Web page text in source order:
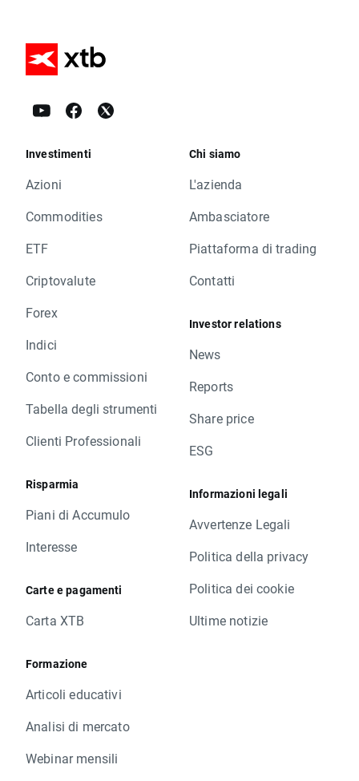
Investimenti
Azioni
Commodities
ETF
Criptovalute
Forex
Indici
Conto e commissioni
Tabella degli strumenti
Clienti Professionali
Risparmia
Piani di Accumulo
Interesse
Carte e pagamenti
Carta XTB
Formazione
Articoli educativi
Analisi di mercato
Webinar mensili
Chi siamo
L'azienda
Ambasciatore
Piattaforma di trading
Contatti
Investor relations
News
Reports
Share price
ESG
Informazioni legali
Avvertenze Legali
Politica della privacy
Politica dei cookie
Ultime notizie